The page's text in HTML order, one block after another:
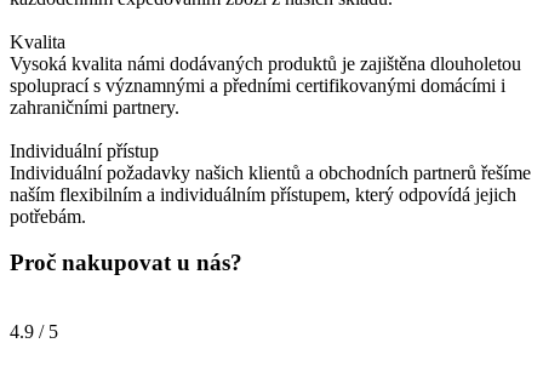
Kvalita
Vysoká kvalita námi dodávaných produktů je zajištěna dlouholetou
spoluprací s významnými a předními certifikovanými domácími i
zahraničními partnery.
Individuální přístup
Individuální požadavky našich klientů a obchodních partnerů řešíme
naším flexibilním a individuálním přístupem, který odpovídá jejich
potřebám.
Proč nakupovat u nás?
4.9 / 5